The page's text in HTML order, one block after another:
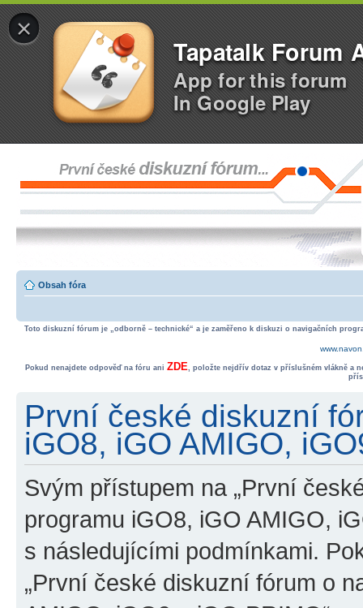
×
Tapatalk Forum
App for this forum
In Google Play
Obsah fóra
Toto diskuzní fórum je „odborně – technické“ a je zaměřeno k diskuzi o navigačních
Pokud nenajdete odpověď na fóru ani ZDE, položte nejdřív dotaz v příslušném vlákně a
První české diskuzní
iGO8, iGO AMIGO,
Svým přístupem na „První
programu iGO8, iGO AMIGO,
s následujícími podmínkami.
„První české diskuzní fórum o